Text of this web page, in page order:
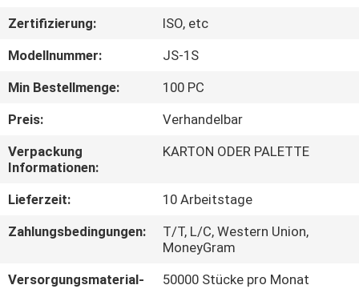
AUSFLUG
QUALITÄTSKONTROLLE
TRETEN
SIE
MIT
UNS
VERBINDUNG
Zertifizierung:
ISO, etc
Modellnummer:
JS-1S
Min Bestellmenge:
100 PC
Preis:
Verhandelbar
Verpackung
Informationen:
KARTON ODER PALETTE
Lieferzeit:
10 Arbeitstage
Zahlungsbedingungen:
T/T, L/C, Western Union,
MoneyGram
Versorgungsmaterial-
50000 Stücke pro Monat